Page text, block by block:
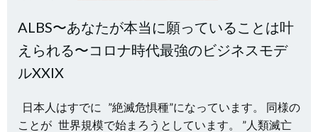
ALBS〜あなたが本当に願っていることは叶
えられる〜コロナ時代最強のビジネスモデ
ルXXIX
日本人はすでに ”絶滅危惧種”になっています。 同様の
ことが 世界規模で始まろうとしています。 ”人類滅亡